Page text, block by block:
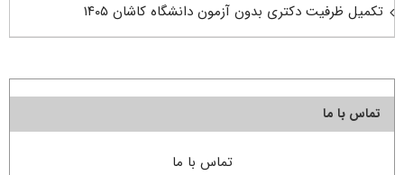
تکمیل ظرفیت دکتری بدون آزمون دانشگاه کاشان ۱۴۰۵
تماس با ما
تماس با ما